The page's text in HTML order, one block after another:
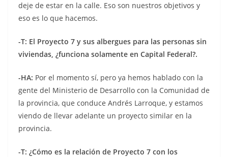
deje de estar en la calle. Eso son nuestros objetivos y
eso es lo que hacemos.
-T: El Proyecto 7 y sus albergues para las personas sin
viviendas, ¿funciona solamente en Capital Federal?.
-HA: Por el momento sí, pero ya hemos hablado con la
gente del Ministerio de Desarrollo con la Comunidad de
la provincia, que conduce Andrés Larroque, y estamos
viendo de llevar adelante un proyecto similar en la
provincia.
-T: ¿Cómo es la relación de Proyecto 7 con los